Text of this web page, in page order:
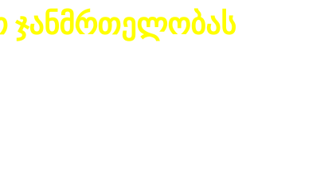
ჯანმრთელობას